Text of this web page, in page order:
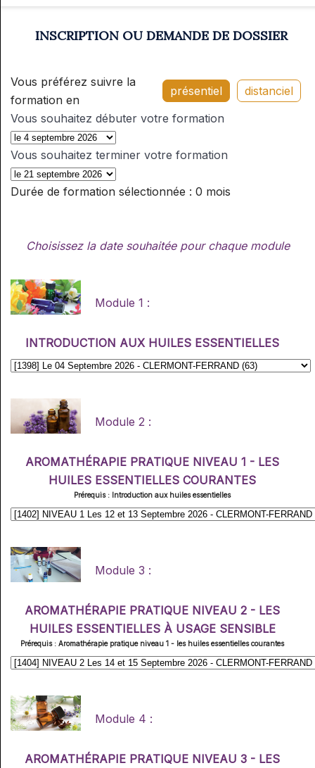
INSCRIPTION OU DEMANDE DE DOSSIER
Vous préférez suivre la
formation en
présentiel
distanciel
Vous souhaitez débuter votre formation
Vous souhaitez terminer votre formation
Durée de formation sélectionnée : 0 mois
Choisissez la date souhaitée pour chaque module
Module 1 :
INTRODUCTION AUX HUILES ESSENTIELLES
Module 2 :
AROMATHÉRAPIE PRATIQUE NIVEAU 1 - LES
HUILES ESSENTIELLES COURANTES
Prérequis : Introduction aux huiles essentielles
Module 3 :
AROMATHÉRAPIE PRATIQUE NIVEAU 2 - LES
HUILES ESSENTIELLES À USAGE SENSIBLE
Prérequis : Aromathérapie pratique niveau 1 - les huiles essentielles courantes
Module 4 :
AROMATHÉRAPIE PRATIQUE NIVEAU 3 - LES